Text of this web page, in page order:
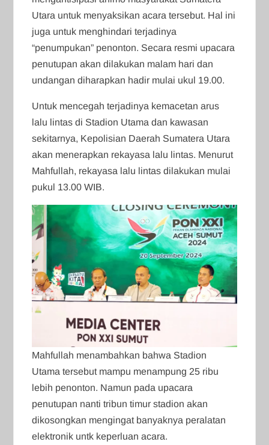
Utara untuk menyaksikan acara tersebut. Hal ini
juga untuk menghindari terjadinya
“penumpukan” penonton. Secara resmi upacara
penutupan akan dilakukan malam hari dan
undangan diharapkan hadir mulai ukul 19.00.
Untuk mencegah terjadinya kemacetan arus
lalu lintas di Stadion Utama dan kawasan
sekitarnya, Kepolisian Daerah Sumatera Utara
akan menerapkan rekayasa lalu lintas. Menurut
Mahfullah, rekayasa lalu lintas dilakukan mulai
pukul 13.00 WIB.
Mahfullah menambahkan bahwa Stadion
Utama tersebut mampu menampung 25 ribu
lebih penonton. Namun pada upacara
penutupan nanti tribun timur stadion akan
dikosongkan mengingat banyaknya peralatan
elektronik untk keperluan acara.